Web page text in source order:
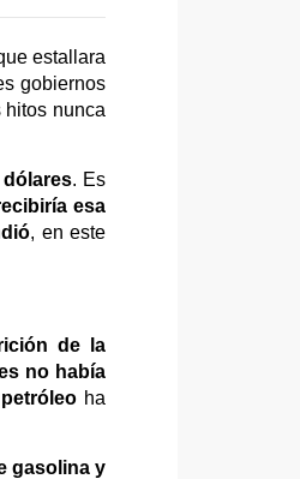
estallara
gobiernos
hitos nunca
dólares. Es
esa
, en este
de la
no había
petróleo ha
gasolina y